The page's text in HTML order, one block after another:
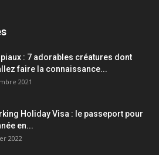
: 7 adorables créatures dont
faire la connaissance...
2021
Holiday Visa : le passeport pour
en...
2022